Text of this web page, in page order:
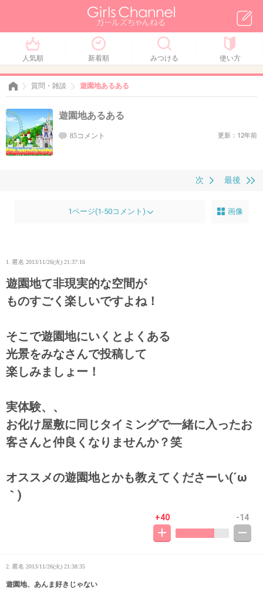
人気順 新着順 みつける 使い方
質問・雑談 遊園地あるある
遊園地あるある
85コメント 更新：12年前
最後
次
1ページ(1-50コメント) 画像
1. 匿名 2013/11/26(火) 21:37:16
遊園地て非現実的な空間が
ものすごく楽しいですよね！
そこで遊園地にいくとよくある
光景をみなさんで投稿して
楽しみましょー！
実体験、、
お化け屋敷に同じタイミングで一緒に入ったお
客さんと仲良くなりませんか？笑
オススメの遊園地とかも教えてくださーい(´ω
｀)
+40 -14
2. 匿名 2013/11/26(火) 21:38:35
遊園地、あんま好きじゃない